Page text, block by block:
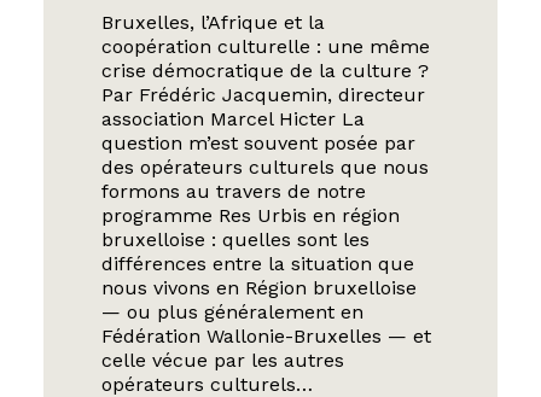
Bruxelles, l’Afrique et la
coopération culturelle : une même
crise démocratique de la culture ?
Par Frédéric Jacquemin, directeur
association Marcel Hicter La
question m’est souvent posée par
des opérateurs culturels que nous
formons au travers de notre
programme Res Urbis en région
bruxelloise : quelles sont les
différences entre la situation que
nous vivons en Région bruxelloise
— ou plus généralement en
Fédération Wallonie-Bruxelles — et
celle vécue par les autres
opérateurs culturels…